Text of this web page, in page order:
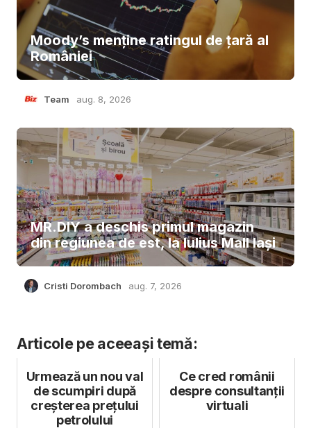
Moody’s menține ratingul de țară al
României
Team aug. 8, 2026
MR.DIY a deschis primul magazin
din regiunea de est, la Iulius Mall Iași
Cristi Dorombach aug. 7, 2026
Articole pe aceeași temă:
Urmează un nou val
de scumpiri după
creșterea prețului
petrolului
Ce cred românii
despre consultanții
virtuali